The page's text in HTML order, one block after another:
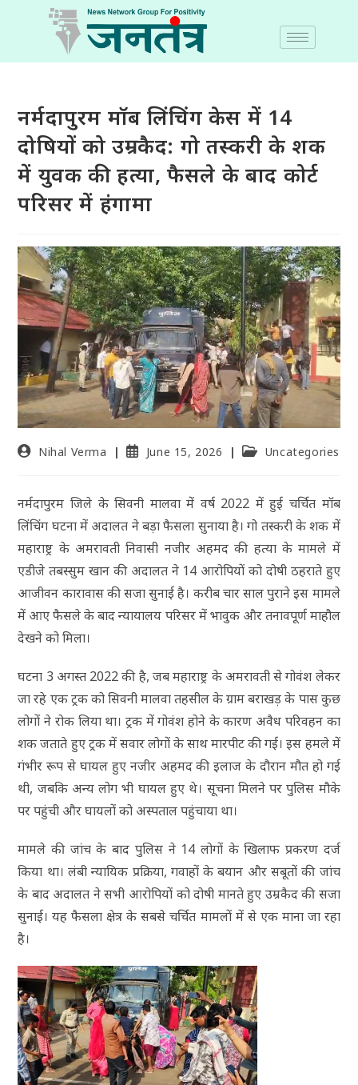
नर्मदापुरम मॉब लिंचिंग केस में 14
दोषियों को उम्रकैद: गो तस्करी के शक
में युवक की हत्या, फैसले के बाद कोर्ट
परिसर में हंगामा
Nihal Verma June 15, 2026 Uncategories
नर्मदापुरम जिले के सिवनी मालवा में वर्ष 2022 में हुई चर्चित मॉब
लिंचिंग घटना में अदालत ने बड़ा फैसला सुनाया है। गो तस्करी के शक में
महाराष्ट्र के अमरावती निवासी नजीर अहमद की हत्या के मामले में
एडीजे तबस्सुम खान की अदालत ने 14 आरोपियों को दोषी ठहराते हुए
आजीवन कारावास की सजा सुनाई है। करीब चार साल पुराने इस मामले
में आए फैसले के बाद न्यायालय परिसर में भावुक और तनावपूर्ण माहौल
देखने को मिला।
घटना 3 अगस्त 2022 की है, जब महाराष्ट्र के अमरावती से गोवंश लेकर
जा रहे एक ट्रक को सिवनी मालवा तहसील के ग्राम बराखड़ के पास कुछ
लोगों ने रोक लिया था। ट्रक में गोवंश होने के कारण अवैध परिवहन का
शक जताते हुए ट्रक में सवार लोगों के साथ मारपीट की गई। इस हमले में
गंभीर रूप से घायल हुए नजीर अहमद की इलाज के दौरान मौत हो गई
थी, जबकि अन्य लोग भी घायल हुए थे। सूचना मिलने पर पुलिस मौके
पर पहुंची और घायलों को अस्पताल पहुंचाया था।
मामले की जांच के बाद पुलिस ने 14 लोगों के खिलाफ प्रकरण दर्ज
किया था। लंबी न्यायिक प्रक्रिया, गवाहों के बयान और सबूतों की जांच
के बाद अदालत ने सभी आरोपियों को दोषी मानते हुए उम्रकैद की सजा
सुनाई। यह फैसला क्षेत्र के सबसे चर्चित मामलों में से एक माना जा रहा
है।